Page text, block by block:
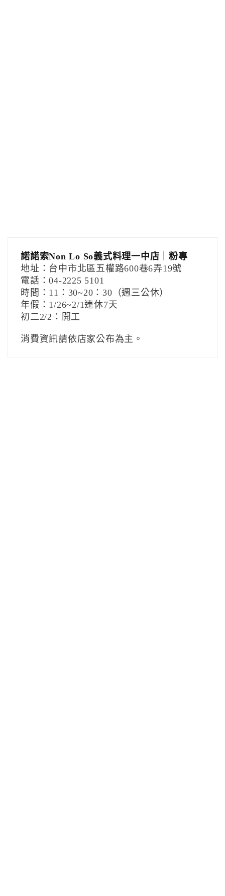
諾諾索Non Lo So義式料理一中店
粉專
地址：台中市北區五權路600巷6弄19號
電話：04-2225 5101
時間：11：30~20：30（週三公休）
年假：1/26~2/1連休7天
初二2/2：開工
消費資訊請依店家公布為主。